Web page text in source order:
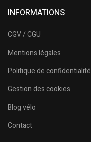
INFORMATIONS
CGV / CGU
Mentions légales
Politique de confidentialité
Gestion des cookies
Blog vélo
Contact